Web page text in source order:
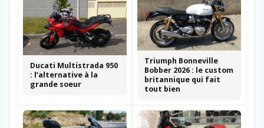
Ducati Multistrada 950
: l’alternative à la
grande soeur
Triumph Bonneville
Bobber 2026 : le custom
britannique qui fait
tout bien